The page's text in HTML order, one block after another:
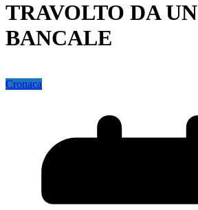
TRAVOLTO DA UN
BANCALE
Cronaca